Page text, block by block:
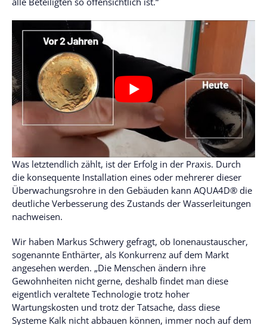
Was letztendlich zählt, ist der Erfolg in der Praxis. Durch
die konsequente Installation eines oder mehrerer dieser
Überwachungsrohre in den Gebäuden kann AQUA4D® die
deutliche Verbesserung des Zustands der Wasserleitungen
nachweisen.
Wir haben Markus Schwery gefragt, ob Ionenaustauscher,
sogenannte Enthärter, als Konkurrenz auf dem Markt
angesehen werden. „Die Menschen ändern ihre
Gewohnheiten nicht gerne, deshalb findet man diese
eigentlich veraltete Technologie trotz hoher
Wartungskosten und trotz der Tatsache, dass diese
Systeme Kalk nicht abbauen können, immer noch auf dem